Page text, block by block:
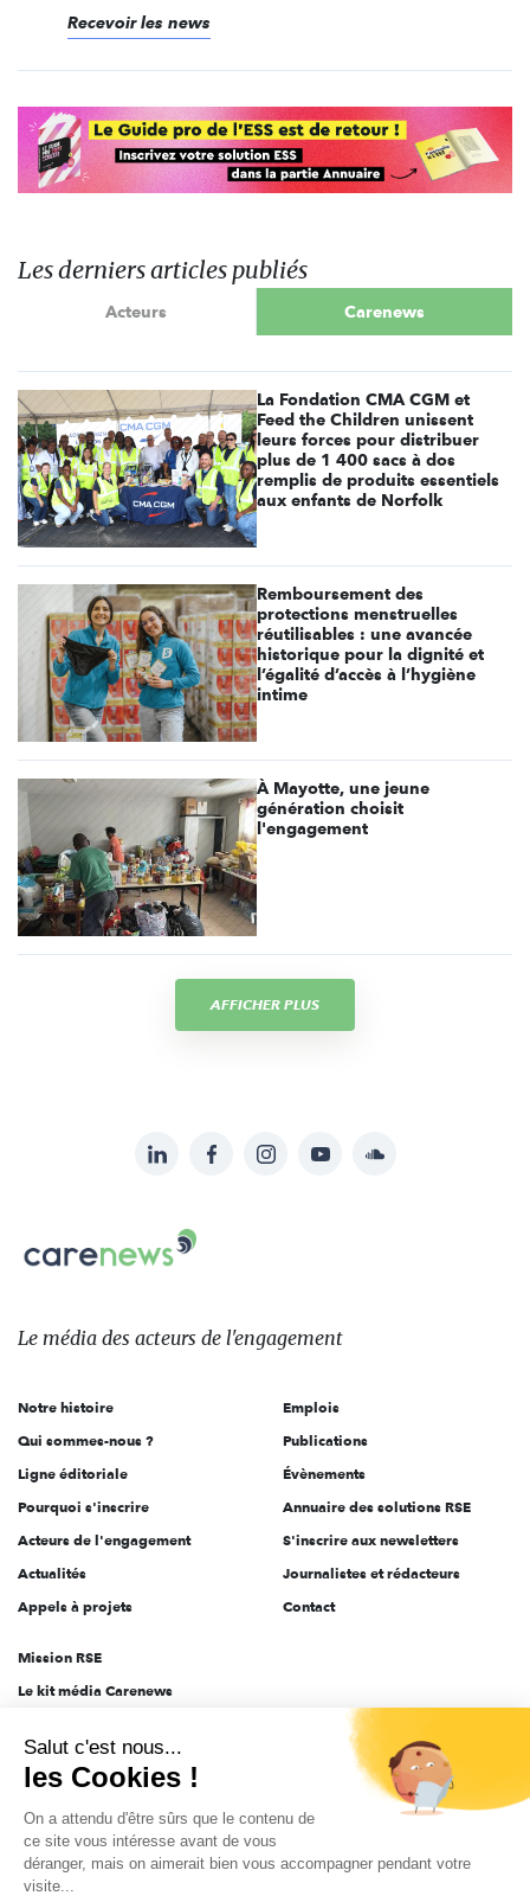
Recevoir les news
Les derniers articles publiés
Acteurs Carenews
La Fondation CMA CGM et
Feed the Children unissent
leurs forces pour distribuer
plus de 1 400 sacs à dos
remplis de produits essentiels
aux enfants de Norfolk
Remboursement des
protections menstruelles
réutilisables : une avancée
historique pour la dignité et
l’égalité d’accès à l’hygiène
intime
À Mayotte, une jeune
génération choisit
l'engagement
AFFICHER PLUS
sur:
LinkedInFacebookInstagramYouTubeSoundcloud
Le
des
l'engagement
Le média des acteurs de l'engagement
Notre histoire
Qui sommes-nous ?
Ligne éditoriale
Pourquoi s'inscrire
Acteurs de l'engagement
Actualités
Appels à projets
Emplois
Publications
Évènements
Annuaire des solutions RSE
S'inscrire aux newsletters
Journalistes et rédacteurs
Contact
Mission RSE
Le kit média Carenews
AEF info
Novethic
PRODURABLE
Inclusiv Day
Salut c'est nous...
les Cookies !
On a attendu d'être sûrs que le contenu de
ce site vous intéresse avant de vous
déranger, mais on aimerait bien vous accompagner pendant votre
visite...